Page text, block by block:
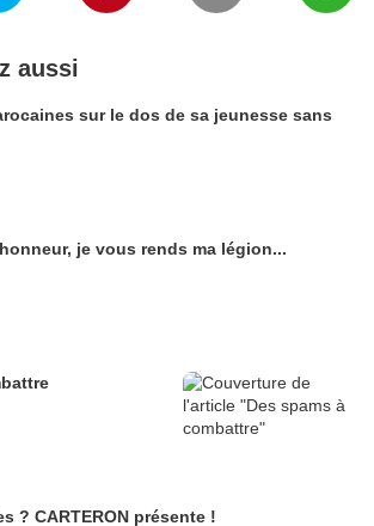
aussi
sur le dos de sa jeunesse sans
je vous rends ma légion...
Pour les pesticides ? CARTERON présente !